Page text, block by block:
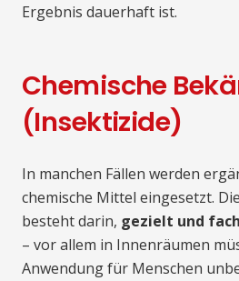
Ergebnis dauerhaft ist.
Chemische
(Insektizide)
In manchen Fällen werden
chemische Mittel eingesetzt.
besteht darin, gezielt und
– vor allem in Innenräumen
Anwendung für Menschen